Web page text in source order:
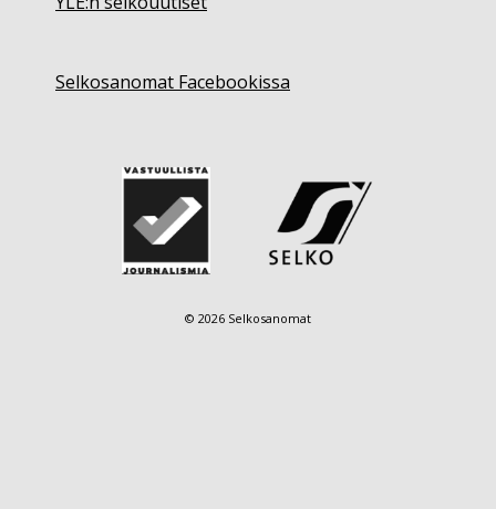
Selkosanomat Facebookissa
© 2026 Selkosanomat